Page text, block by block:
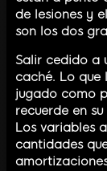
de lesiones y
son los dos
Salir cedido a
caché. Lo que
jugado como
recuerde en
Los variables
cantidades